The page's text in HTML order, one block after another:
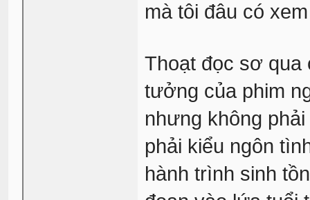
mà tôi đâu có
Thoạt đọc sơ qua
tưởng của phim
nhưng không
phải kiểu ngôn
hành trình sinh